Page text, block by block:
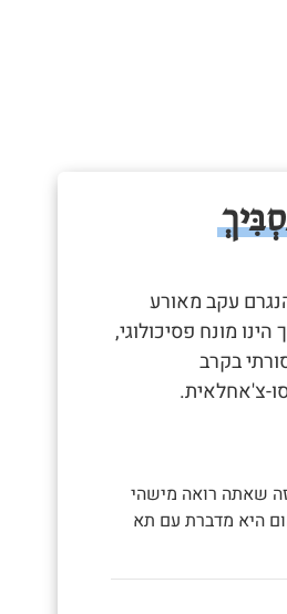
עקב מאורע
מונח פסיכולוגי,
בקרב
צ'אחלאית.
שאתה רואה מישהי
היא מדברת עם תא